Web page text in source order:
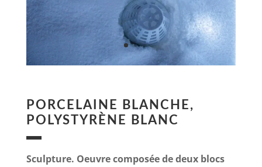
PORCELAINE BLANCHE,
POLYSTYRÈNE BLANC
Sculpture. Oeuvre composée de deux blocs